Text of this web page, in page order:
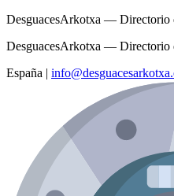
DesguacesArkotxa — Directorio
DesguacesArkotxa — Directorio
España |